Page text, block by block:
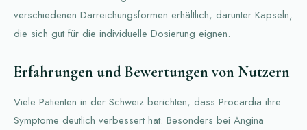
verschiedenen Darreichungsformen erhältlich, darunter Kapseln,
die sich gut für die individuelle Dosierung eignen.
Erfahrungen und Bewertungen von Nutzern
Viele Patienten in der Schweiz berichten, dass Procardia ihre
Symptome deutlich verbessert hat. Besonders bei Angina